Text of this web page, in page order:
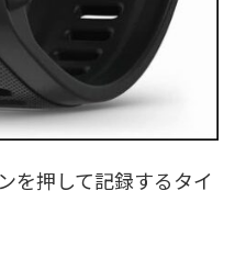
を押して記録するタイ